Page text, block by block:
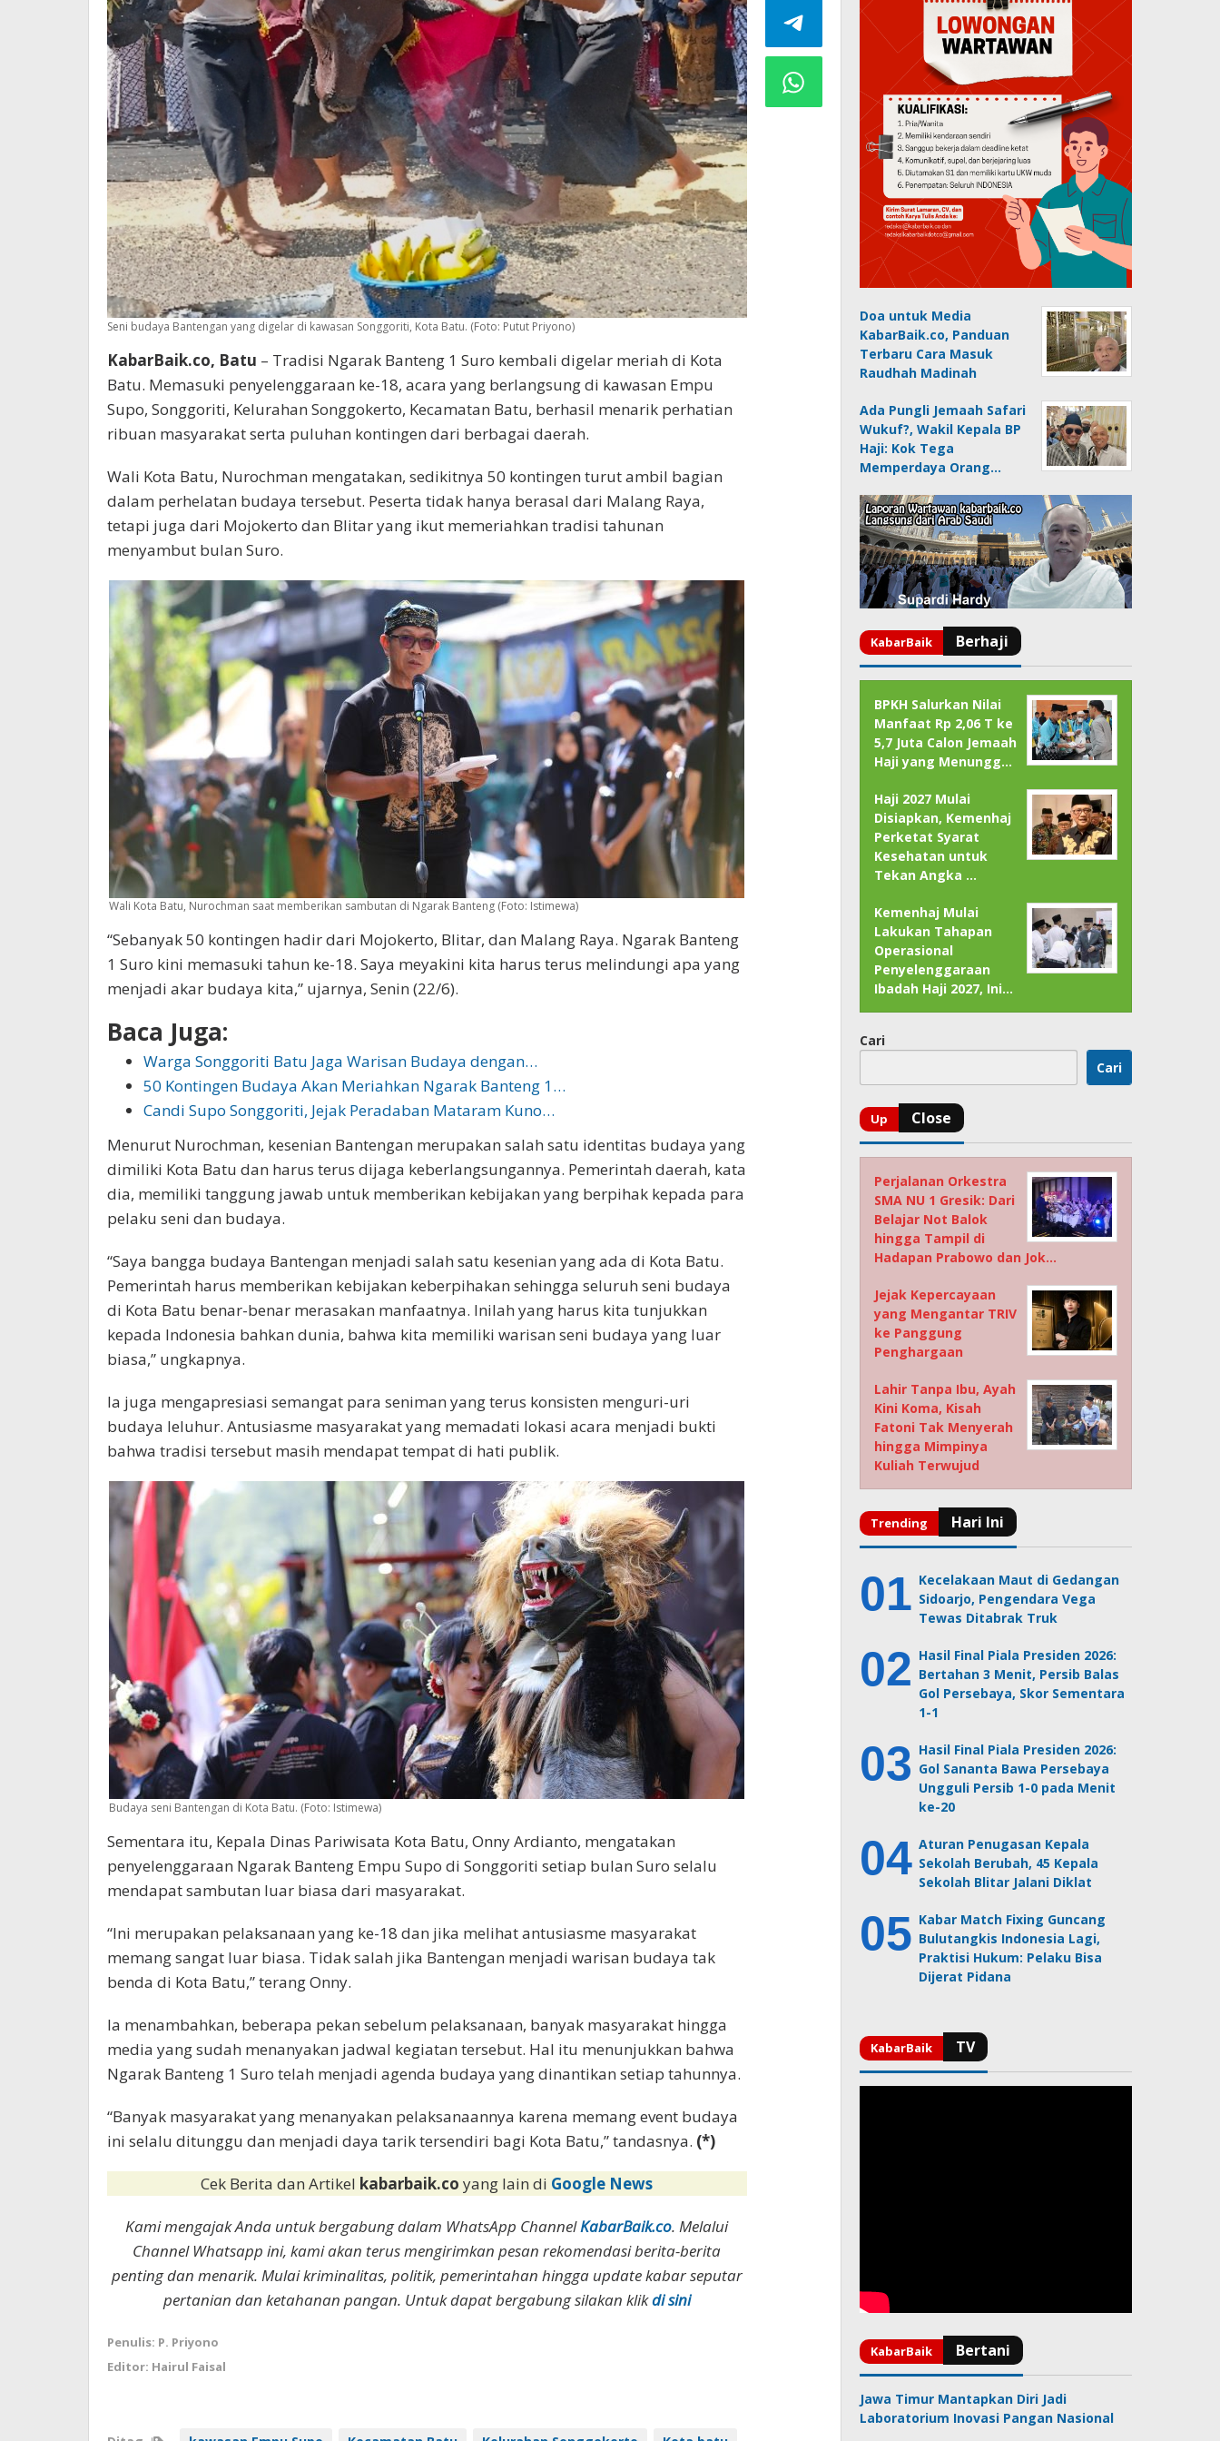
Seni budaya Bantengan yang digelar di kawasan Songgoriti, Kota Batu. (Foto: Putut Priyono)
KabarBaik.co, Batu – Tradisi Ngarak Banteng 1 Suro kembali digelar meriah di Kota
Batu. Memasuki penyelenggaraan ke-18, acara yang berlangsung di kawasan Empu
Supo, Songgoriti, Kelurahan Songgokerto, Kecamatan Batu, berhasil menarik perhatian
ribuan masyarakat serta puluhan kontingen dari berbagai daerah.
Wali Kota Batu, Nurochman mengatakan, sedikitnya 50 kontingen turut ambil bagian
dalam perhelatan budaya tersebut. Peserta tidak hanya berasal dari Malang Raya,
tetapi juga dari Mojokerto dan Blitar yang ikut memeriahkan tradisi tahunan
menyambut bulan Suro.
Wali Kota Batu, Nurochman saat memberikan sambutan di Ngarak Banteng (Foto: Istimewa)
“Sebanyak 50 kontingen hadir dari Mojokerto, Blitar, dan Malang Raya. Ngarak Banteng
1 Suro kini memasuki tahun ke-18. Saya meyakini kita harus terus melindungi apa yang
menjadi akar budaya kita,” ujarnya, Senin (22/6).
Baca Juga:
Warga Songgoriti Batu Jaga Warisan Budaya dengan…
50 Kontingen Budaya Akan Meriahkan Ngarak Banteng 1…
Candi Supo Songgoriti, Jejak Peradaban Mataram Kuno…
Menurut Nurochman, kesenian Bantengan merupakan salah satu identitas budaya yang
dimiliki Kota Batu dan harus terus dijaga keberlangsungannya. Pemerintah daerah, kata
dia, memiliki tanggung jawab untuk memberikan kebijakan yang berpihak kepada para
pelaku seni dan budaya.
“Saya bangga budaya Bantengan menjadi salah satu kesenian yang ada di Kota Batu.
Pemerintah harus memberikan kebijakan keberpihakan sehingga seluruh seni budaya
di Kota Batu benar-benar merasakan manfaatnya. Inilah yang harus kita tunjukkan
kepada Indonesia bahkan dunia, bahwa kita memiliki warisan seni budaya yang luar
biasa,” ungkapnya.
Ia juga mengapresiasi semangat para seniman yang terus konsisten menguri-uri
budaya leluhur. Antusiasme masyarakat yang memadati lokasi acara menjadi bukti
bahwa tradisi tersebut masih mendapat tempat di hati publik.
Budaya seni Bantengan di Kota Batu. (Foto: Istimewa)
Sementara itu, Kepala Dinas Pariwisata Kota Batu, Onny Ardianto, mengatakan
penyelenggaraan Ngarak Banteng Empu Supo di Songgoriti setiap bulan Suro selalu
mendapat sambutan luar biasa dari masyarakat.
“Ini merupakan pelaksanaan yang ke-18 dan jika melihat antusiasme masyarakat
memang sangat luar biasa. Tidak salah jika Bantengan menjadi warisan budaya tak
benda di Kota Batu,” terang Onny.
Ia menambahkan, beberapa pekan sebelum pelaksanaan, banyak masyarakat hingga
media yang sudah menanyakan jadwal kegiatan tersebut. Hal itu menunjukkan bahwa
Ngarak Banteng 1 Suro telah menjadi agenda budaya yang dinantikan setiap tahunnya.
“Banyak masyarakat yang menanyakan pelaksanaannya karena memang event budaya
ini selalu ditunggu dan menjadi daya tarik tersendiri bagi Kota Batu,” tandasnya. (*)
Cek Berita dan Artikel kabarbaik.coyang lain di Google News
Kami mengajak Anda untuk bergabung dalam WhatsApp ChannelKabarBaik.co. Melalui
Channel Whatsapp ini, kami akan terus mengirimkan pesan rekomendasi berita-berita
penting dan menarik. Mulai kriminalitas, politik, pemerintahan hingga update kabar seputar
pertanian dan ketahanan pangan. Untuk dapat bergabung silakan klikdi sini
Penulis: P. Priyono
Editor: Hairul Faisal
Doa untuk Media
KabarBaik.co, Panduan
Terbaru Cara Masuk
Raudhah Madinah
Ada Pungli Jemaah Safari
Wukuf?, Wakil Kepala BP
Haji: Kok Tega
Memperdaya Orang…
BPKH Salurkan Nilai
Manfaat Rp 2,06 T ke
5,7 Juta Calon Jemaah
Haji yang Menungg…
Haji 2027 Mulai
Disiapkan, Kemenhaj
Perketat Syarat
Kesehatan untuk
Tekan Angka …
Kemenhaj Mulai
Lakukan Tahapan
Operasional
Penyelenggaraan
Ibadah Haji 2027, Ini…
Cari
Cari
Perjalanan Orkestra
SMA NU 1 Gresik: Dari
Belajar Not Balok
hingga Tampil di
Hadapan Prabowo dan Jok…
Jejak Kepercayaan
yang Mengantar TRIV
ke Panggung
Penghargaan
Lahir Tanpa Ibu, Ayah
Kini Koma, Kisah
Fatoni Tak Menyerah
hingga Mimpinya
Kuliah Terwujud
Kecelakaan Maut di Gedangan
Sidoarjo, Pengendara Vega
Tewas Ditabrak Truk
Hasil Final Piala Presiden 2026:
Bertahan 3 Menit, Persib Balas
Gol Persebaya, Skor Sementara
1-1
Hasil Final Piala Presiden 2026:
Gol Sananta Bawa Persebaya
Ungguli Persib 1-0 pada Menit
ke-20
Aturan Penugasan Kepala
Sekolah Berubah, 45 Kepala
Sekolah Blitar Jalani Diklat
Kabar Match Fixing Guncang
Bulutangkis Indonesia Lagi,
Praktisi Hukum: Pelaku Bisa
Dijerat Pidana
Jawa Timur Mantapkan Diri Jadi
Laboratorium Inovasi Pangan Nasional